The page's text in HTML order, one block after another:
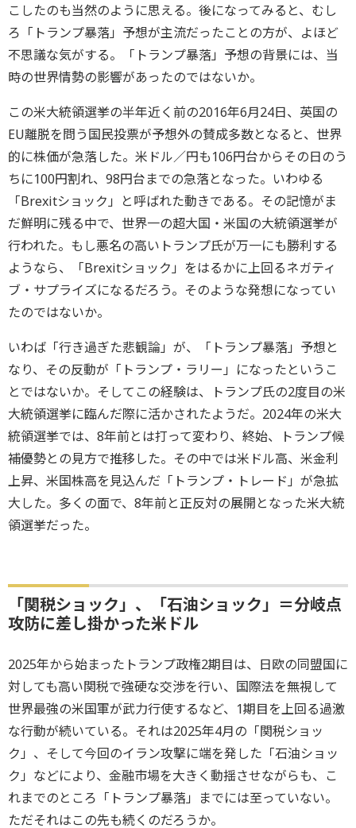
こしたのも当然のように思える。後になってみると、むし
ろ「トランプ暴落」予想が主流だったことの方が、よほど
不思議な気がする。「トランプ暴落」予想の背景には、当
時の世界情勢の影響があったのではないか。
この米大統領選挙の半年近く前の2016年6月24日、英国の
EU離脱を問う国民投票が予想外の賛成多数となると、世界
的に株価が急落した。米ドル／円も106円台からその日のう
ちに100円割れ、98円台までの急落となった。いわゆる
「Brexitショック」と呼ばれた動きである。その記憶がま
だ鮮明に残る中で、世界一の超大国・米国の大統領選挙が
行われた。もし悪名の高いトランプ氏が万一にも勝利する
ようなら、「Brexitショック」をはるかに上回るネガティ
ブ・サプライズになるだろう。そのような発想になってい
たのではないか。
いわば「行き過ぎた悲観論」が、「トランプ暴落」予想と
なり、その反動が「トランプ・ラリー」になったというこ
とではないか。そしてこの経験は、トランプ氏の2度目の米
大統領選挙に臨んだ際に活かされたようだ。2024年の米大
統領選挙では、8年前とは打って変わり、終始、トランプ候
補優勢との見方で推移した。その中では米ドル高、米金利
上昇、米国株高を見込んだ「トランプ・トレード」が急拡
大した。多くの面で、8年前と正反対の展開となった米大統
領選挙だった。
「関税ショック」、「石油ショック」＝分岐点
攻防に差し掛かった米ドル
2025年から始まったトランプ政権2期目は、日欧の同盟国に
対しても高い関税で強硬な交渉を行い、国際法を無視して
世界最強の米国軍が武力行使するなど、1期目を上回る過激
な行動が続いている。それは2025年4月の「関税ショッ
ク」、そして今回のイラン攻撃に端を発した「石油ショッ
ク」などにより、金融市場を大きく動揺させながらも、こ
れまでのところ「トランプ暴落」までには至っていない。
ただそれはこの先も続くのだろうか。